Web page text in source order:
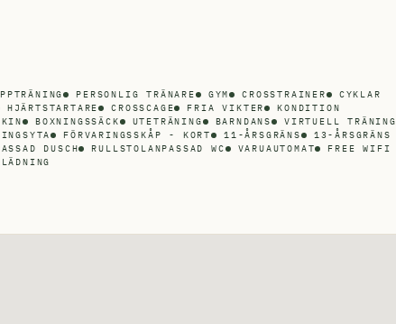
PERSONLIG TRÄNARE GYM CROSSTRAINER
CYKLAR
HJÄRTSTARTARE CROSSCAGE FRIA VIKTER
KONDITION
BOXNINGSSÄCK UTETRÄNING BARNDANS
VIRTUELL TRÄNING
FÖRVARINGSSKÅP - KORT 11-ÅRSGRÄNS
13-ÅRSGRÄNS
DUSCH RULLSTOLANPASSAD WC VARUAUTOMAT
FREE WIFI